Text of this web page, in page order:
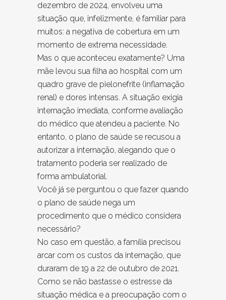
dezembro de 2024, envolveu uma
situação que, infelizmente, é familiar para
muitos: a negativa de cobertura em um
momento de extrema necessidade.
Mas o que aconteceu exatamente? Uma
mãe levou sua filha ao hospital com um
quadro grave de pielonefrite (inflamação
renal) e dores intensas. A situação exigia
internação imediata, conforme avaliação
do médico que atendeu a paciente. No
entanto, o plano de saúde se recusou a
autorizar a internação, alegando que o
tratamento poderia ser realizado de
forma ambulatorial.
Você já se perguntou o que fazer quando
o plano de saúde nega um
procedimento que o médico considera
necessário?
No caso em questão, a família precisou
arcar com os custos da internação, que
duraram de 19 a 22 de outubro de 2021.
Como se não bastasse o estresse da
situação médica e a preocupação com o